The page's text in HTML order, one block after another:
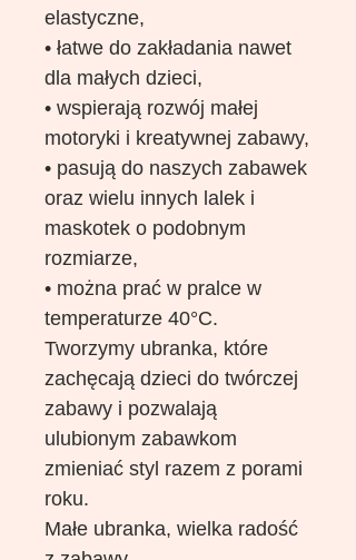
elastyczne,
• łatwe do zakładania nawet
dla małych dzieci,
• wspierają rozwój małej
motoryki i kreatywnej zabawy,
• pasują do naszych zabawek
oraz wielu innych lalek i
maskotek o podobnym
rozmiarze,
• można prać w pralce w
temperaturze 40°C.
Tworzymy ubranka, które
zachęcają dzieci do twórczej
zabawy i pozwalają
ulubionym zabawkom
zmieniać styl razem z porami
roku.
Małe ubranka, wielka radość